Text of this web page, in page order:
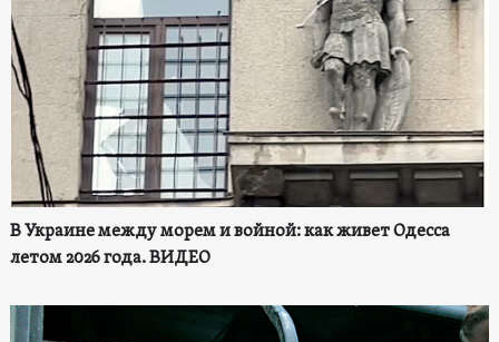
В Украине между морем и войной: как живет Одесса
летом 2026 года. ВИДЕО